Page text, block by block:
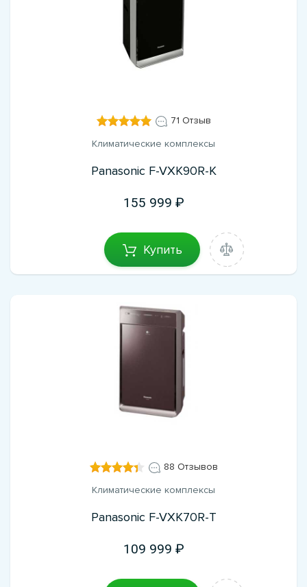
71 Отзыв
Климатические комплексы
Panasonic F-VXK90R-K
155 999
Купить
88 Отзывов
Климатические комплексы
Panasonic F-VXK70R-T
109 999